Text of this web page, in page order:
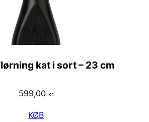
kat i sort – 23 cm
599,00 kr.
KØB